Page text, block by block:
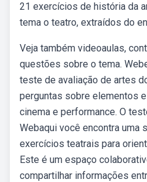
21 exercícios de história da
tema o teatro, extraídos do
Veja também videoaulas,
questões sobre o tema.
teste de avaliação de artes
perguntas sobre elementos
cinema e performance. O
Webaqui você encontra uma
exercícios teatrais para
Este é um espaço
compartilhar informações